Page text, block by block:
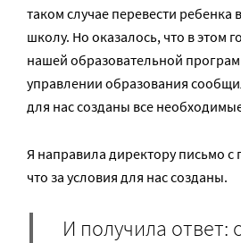
таком случае перевести
школу. Но оказалось, что в этом
нашей образовательной
управлении образования
для нас созданы все
Я направила директору письмо с
что за условия для нас созданы.
И получила ответ: